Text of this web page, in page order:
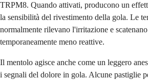
TRPM8. Quando attivati, producono un
la sensibilità del rivestimento della gola. Le
normalmente rilevano l'irritazione e
temporaneamente meno reattive.
Il mentolo agisce anche come un leggero
i segnali del dolore in gola. Alcune pastiglie